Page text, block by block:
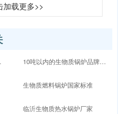
加载更多>>
少 10吨以内的生物质锅炉品牌十大排名
生物质燃料锅炉国家标准
临沂生物质热水锅炉厂家